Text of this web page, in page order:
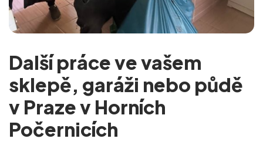
Další práce ve vašem
sklepě, garáži nebo půdě
v Praze v Horních
Počernicích